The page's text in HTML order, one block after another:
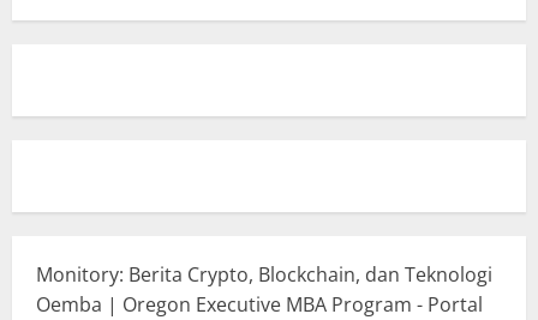
Monitory: Berita Crypto, Blockchain, dan Teknologi
Oemba | Oregon Executive MBA Program - Portal